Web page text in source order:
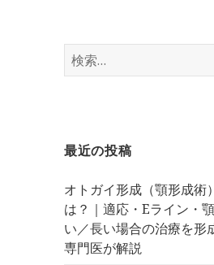
検
索:
最近の投稿
オトガイ形成（顎形成術
は？｜適応・Eライン・
い／長い場合の治療を形
専門医が解説